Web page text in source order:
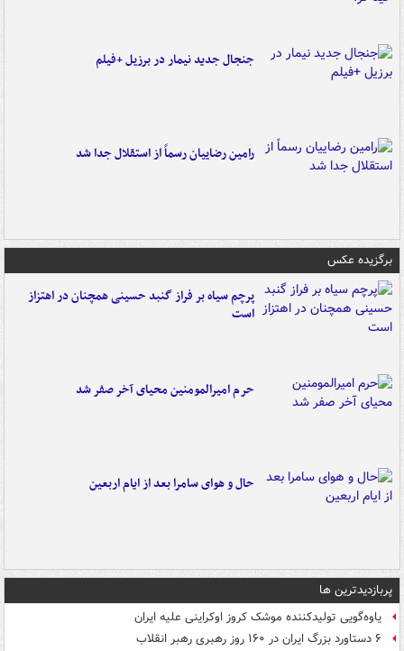
جنجال جدید نیمار در برزیل +فیلم
رامین رضاییان رسماً از استقلال جدا شد
برگزیده عکس
پرچم سیاه بر فراز گنبد حسینی همچنان در اهتزاز
است
حرم امیرالمومنین محیای آخر صفر شد
حال و هوای سامرا بعد از ایام اربعین
پربازدیدترین ها
یاوه‌گویی تولیدکننده موشک کروز اوکراینی علیه ایران
۶ دستاورد بزرگ ایران در ۱۶۰ روز رهبری رهبر انقلاب